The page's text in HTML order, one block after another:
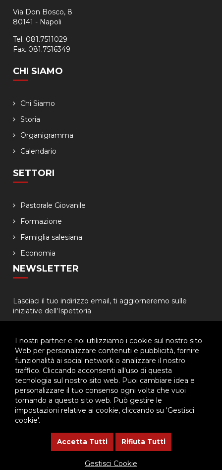
I nostri partner e noi utilizziamo i cookie sul nostro sito
Web per personalizzare contenuti e pubblicità, fornire
funzionalità ai social network o analizzare il nostro
traffico. Cliccando acconsenti all'uso di questa
tecnologia sul nostro sito web. Puoi cambiare idea e
personalizzare il tuo consenso ogni volta che vuoi
tornando a questo sito web. Può gestire le
impostazioni relative ai cookie, cliccando su 'Gestisci
cookie'.
Accetta Tutti Rifiuta Tutti
Gestisci Cookie
Via Don Bosco, 8
80141 - Napoli
Tel. 081.7511029
Fax. 081.7516349
CHI SIAMO
Chi Siamo
Storia
Organigramma
Calendario
SETTORI
Pastorale Giovanile
Formazione
Famiglia salesiana
Economia
NEWSLETTER
Lasciaci il tuo indirizzo email, ti aggiorneremo sulle
iniziative dell'Ispettoria
© 2026 - Ispettoria Salesiana Meridionale - All rights reserved. | P.IVA
Privacy & Cookie Policy
Questo plugin utilizza cookie per raccogliere dati e cookie di
terze parti per migliorare l'esperienza utente. Per visualizzare il
plugin è necessario dare il consenso.
Clicca qui per modificare le preferenze sulla Cookie Policy